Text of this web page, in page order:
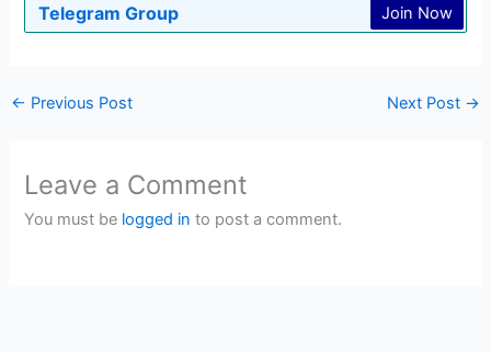
Telegram Group Join Now
← Previous Post Next Post →
Leave a Comment
You must be logged in to post a comment.